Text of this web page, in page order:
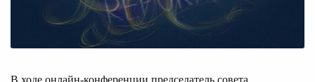
В ходе онлайн-конференции председатель совета